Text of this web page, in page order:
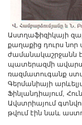
Աստղաֆիզիկայի
քաղաքից դուրս
ժամանակաշրջանն
պատերազմի
ռազմատուգանք
Գերմանիայի
Ֆինլանդիայում,
Ավստրիայում
թվում էին նաև